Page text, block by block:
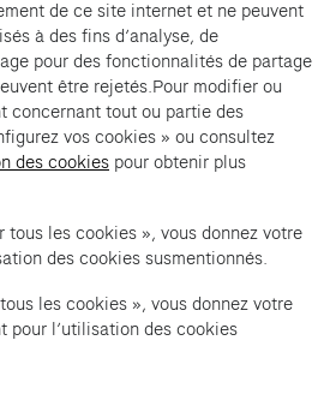
et chasse-malheur » is an
.
in a new tab)
Data privacy of the organizer(opens in
of the organizer
a new tab)
policy (opens in a new tab)
Accessibility
de ce site internet et ne peuvent
à des fins d’analyse, de
pour des fonctionnalités de partage
être rejetés.Pour modifier ou
concernant tout ou partie des
vos cookies » ou consultez
des cookies pour obtenir plus
tous les cookies », vous donnez votre
des cookies susmentionnés.
les cookies », vous donnez votre
pour l’utilisation des cookies